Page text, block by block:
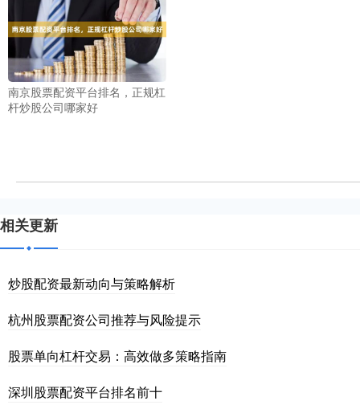
南京股票配资平台排名，正规杠
杆炒股公司哪家好
相关更新
炒股配资最新动向与策略解析
杭州股票配资公司推荐与风险提示
股票单向杠杆交易：高效做多策略指南
深圳股票配资平台排名前十